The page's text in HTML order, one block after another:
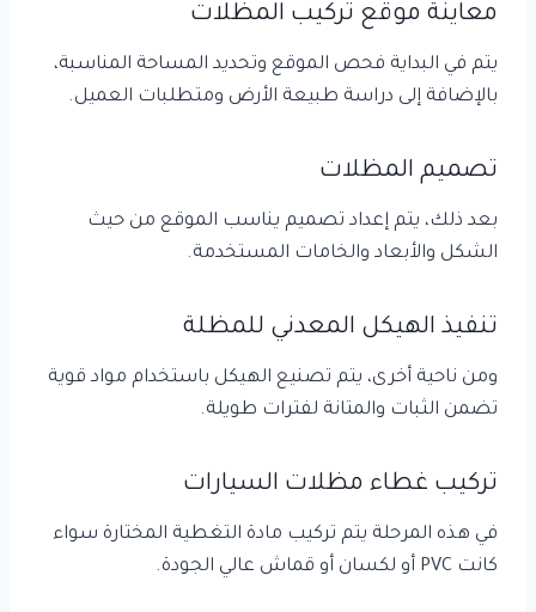
معاينة موقع تركيب المظلات
يتم في البداية فحص الموقع وتحديد المساحة المناسبة،
بالإضافة إلى دراسة طبيعة الأرض ومتطلبات العميل.
تصميم المظلات
بعد ذلك، يتم إعداد تصميم يناسب الموقع من حيث
الشكل والأبعاد والخامات المستخدمة.
تنفيذ الهيكل المعدني للمظلة
ومن ناحية أخرى، يتم تصنيع الهيكل باستخدام مواد قوية
تضمن الثبات والمتانة لفترات طويلة.
تركيب غطاء مظلات السيارات
في هذه المرحلة يتم تركيب مادة التغطية المختارة سواء
كانت PVC أو لكسان أو قماش عالي الجودة.